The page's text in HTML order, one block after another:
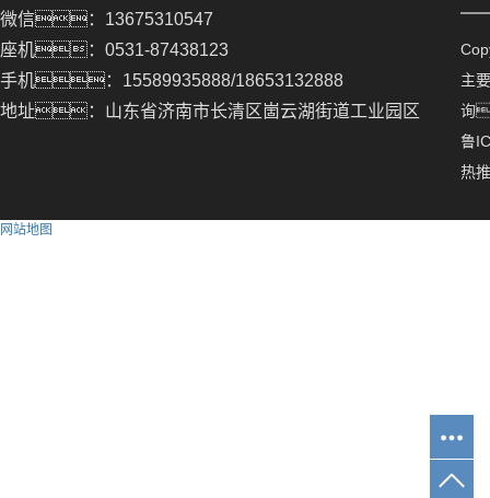
微信：13675310547
座机：0531-87438123
手机：15589935888/18653132888
地址：山东省济南市长清区崮云湖街道工业园区
主
询
鲁
热
网站地图